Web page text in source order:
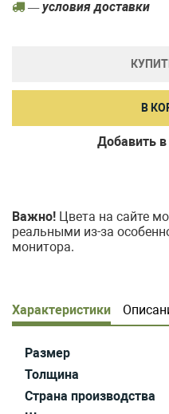
— условия доставки
В
Добавить
Важно! Цвета на сайте
реальными из-за
монитора.
Характеристики
Размер
Толщина
Страна производства